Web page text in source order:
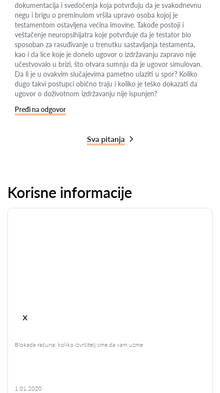
dokumentacija i svedočenja koja potvrđuju da je svakodnevnu
negu i brigu o preminulom vršila upravo osoba kojoj je
testamentom ostavljena većina imovine. Takođe postoji i
veštačenje neuropsihijatra koje potvrđuje da je testator bio
sposoban za rasuđivanje u trenutku sastavljanja testamenta,
kao i da lice koje je donelo ugovor o izdržavanju zapravo nije
učestvovalo u brizi, što otvara sumnju da je ugovor simulovan.
Da li je u ovakvim slučajevima pametno ulaziti u spor? Koliko
dugo takvi postupci obično traju i koliko je teško dokazati da
ugovor o doživotnom izdržavanju nije ispunjen?
Pređi na odgovor
Sva pitanja
Korisne informacije
x
Blokada računa: koliko izvršitelj sme da vam uzme
1.01.2020